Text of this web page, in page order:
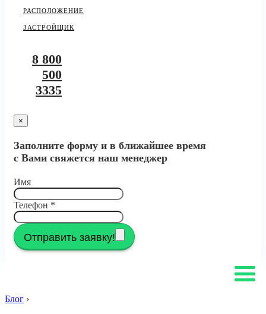
РАСПОЛОЖЕНИЕ
ЗАСТРОЙЩИК
8 800
500
3335
×
Заполните форму и в ближайшее время
с Вами свяжется наш менеджер
Имя
Телефон *
Отправить заявку!
Блог ›